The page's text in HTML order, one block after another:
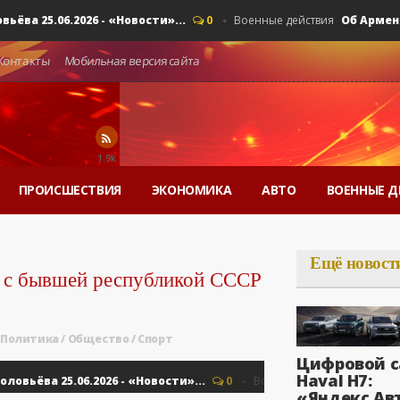
25.06.2026 - «Новости»... 0 Военные действия Об Армении,
Мобильная версия сайта
1.9k
ПРОИСШЕСТВИЯ ЭКОНОМИКА АВТО ВОЕННЫЕ
с бывшей республикой СССР
Политика/ Общество/Спорт
25.06.2026 - «Новости»... 0 Военные действия Об
Ещё
Цифровой
Haval H7: